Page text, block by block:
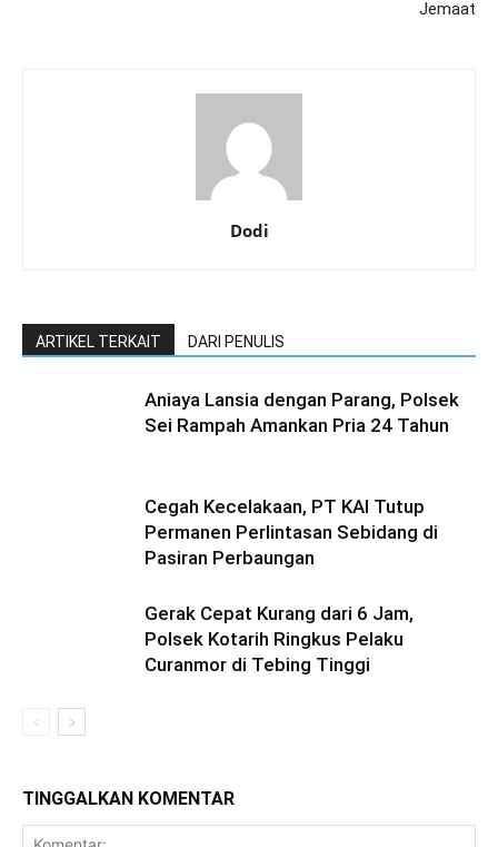
Jemaat
Dodi
ARTIKEL TERKAIT DARI PENULIS
Aniaya Lansia dengan Parang, Polsek
Sei Rampah Amankan Pria 24 Tahun
Cegah Kecelakaan, PT KAI Tutup
Permanen Perlintasan Sebidang di
Pasiran Perbaungan
Gerak Cepat Kurang dari 6 Jam,
Polsek Kotarih Ringkus Pelaku
Curanmor di Tebing Tinggi
TINGGALKAN KOMENTAR